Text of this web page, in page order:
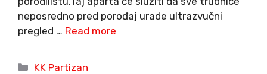
neposredno pred porođaj urade ultrazvučni
pregled … Read more
Categories
KK Partizan